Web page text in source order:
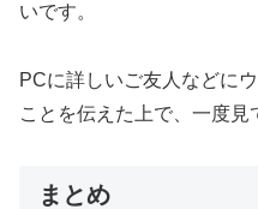
いです。
PCに詳しいご友人などに
ことを伝えた上で、一度見
まとめ